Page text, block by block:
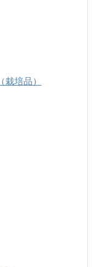
培品）